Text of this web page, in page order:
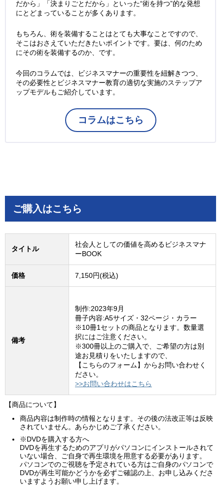
だから」「決まりごとだから」といった“術を持つ”的な発想
にとどまっていることが多くあります。
もちろん、術を装備することはとても大事なことですので、
そこはおさえていただきたいポイントです。要は、何のため
にその術を装備するのか、です。
今回のコラムでは、ビジネスマナーの重要性を紐解きつつ、
その必要性とビジネスマナー教育の適切な実施のステップア
ップモデルもご紹介しています。
コラムはこちら
ご購入はこちら
タイトル
社会人としての価値を高めるビジネスマナ
ーBOOK
価格 7,150円(税込)
備考
制作:2023年9月
冊子内容:A5サイズ・32ページ・カラー
※10冊1セットの商品となります。数量選
択にはご注意ください。
※300冊以上のご購入で、ご希望の方は別
途お見積りをいたしますので、
【こちらのフォーム】からお問い合わせく
ださい。
>>お問い合わせはこちら
【商品について】
商品内容は制作時の情報となります。その後の法改正等は反映
されていません。あらかじめご了承ください。
※DVDを購入する方へ
DVDを再生するためのアプリがパソコンにインストールされて
いない場合、ご自身で再生環境を用意する必要があります。
パソコンでのご視聴を予定されている方はご自身のパソコンで
DVDが再生可能かどうかを必ずご確認の上、お申し込みくださ
いますようお願い申し上げます。